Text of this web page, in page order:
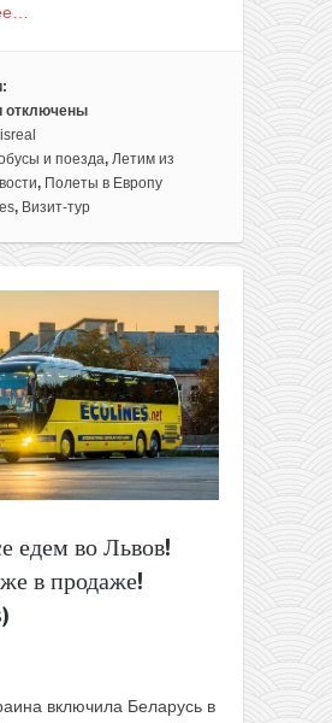
отключены
и поезда, Летим из
, Полеты в Европу
, Визит-тур
едем во Львов!
в продаже!
включила Беларусь в